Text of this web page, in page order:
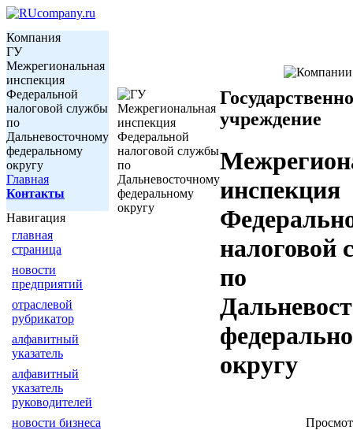
Компания
ГУ
Межрегиональная
инспекция
Федеральной
налоговой службы
по
Дальневосточному
федеральному
округу
Главная
Контакты
Навигация
главная
страница
новости
предприятий
отраслевой
рубрикатор
алфавитный
указатель
алфавитный
указатель
руководителей
новости бизнеса
учреждение
инспекция
налоговой
по
округу